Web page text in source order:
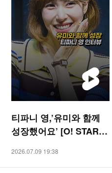
티파니 영,’유미와 함께
성장했어요’ [O! STAR
2026.07.09 19:38